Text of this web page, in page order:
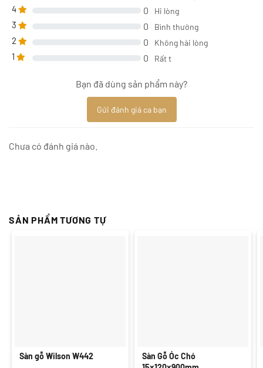
4 0 Hi lòng
3 0 Bình thường
2 0 Không hài lòng
1 0 Rất t
Bạn đã dùng sản phẩm này?
Gửi đánh giá ca bạn
Chưa có đánh giá nào.
SẢN PHẨM TƯƠNG TỰ
Sàn gỗ Wilson W442
Sàn Gỗ Óc Chó